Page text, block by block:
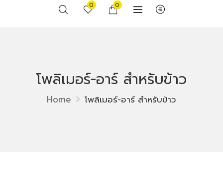
0 0
โพลิเมอร์-อาร์ สำหรับข้าว
Home โพลิเมอร์-อาร์ สำหรับข้าว